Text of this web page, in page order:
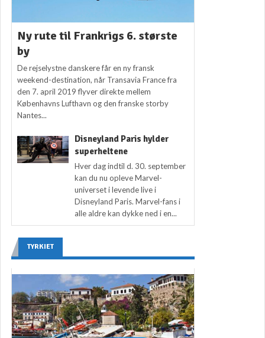
Ny rute til Frankrigs 6. største
by
De rejselystne danskere får en ny fransk
weekend-destination, når Transavia France fra
den 7. april 2019 flyver direkte mellem
Københavns Lufthavn og den franske storby
Nantes...
Disneyland Paris hylder
superheltene
Hver dag indtil d. 30. september
kan du nu opleve Marvel-
universet i levende live i
Disneyland Paris. Marvel-fans i
alle aldre kan dykke ned i en...
TYRKIET